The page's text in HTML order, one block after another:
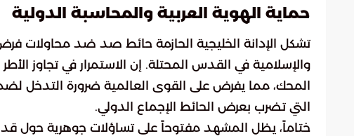
حماية الهوية العربية والمحاسبة الدولية
تشكل الإدانة الخليجية الحازمة حائط صد ضد محاولات
والإسلامية في القدس المحتلة. إن الاستمرار في تجاوز
المحك، مما يفرض على القوى العالمية ضرورة التدخل
التي تضرب بعرض الحائط الإجماع الدولي.
ختاماً، يظل المشهد مفتوحاً على تساؤلات جوهرية حول